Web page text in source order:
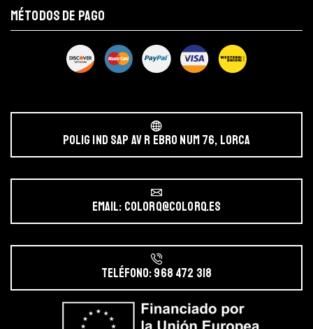
MÉTODOS DE PAGO
POLIG IND SAP AV r EBRO NUM 76, LORCA
Email: colorq@colorq.es
Teléfono: 968 472 318